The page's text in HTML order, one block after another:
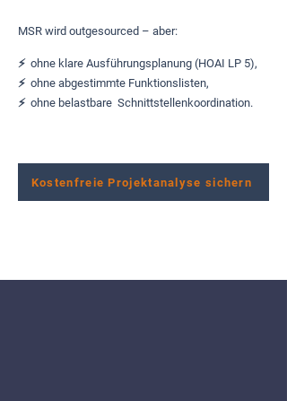
MSR wird outgesourced – aber:
⚡️ohne klare Ausführungsplanung (HOAI LP 5),
⚡️ohne abgestimmte Funktionslisten,
⚡️ ohne belastbare Schnittstellenkoordination.
Kostenfreie Projektanalyse sichern